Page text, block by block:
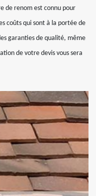
de renom est connu pour
coûts qui sont à la portée de
garanties de qualité, même
de votre devis vous sera